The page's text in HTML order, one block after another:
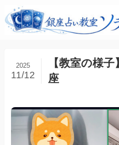
【教室の様
座
2025
11/12